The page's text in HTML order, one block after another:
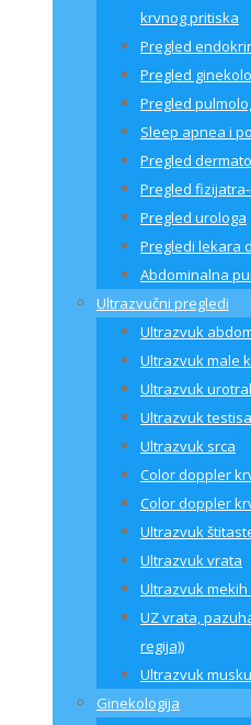
krvnog pritiska
Pregled
Pregled
Pregled
Sleep apnea i
Pregled
Pregled
Pregled urologa
Pregledi lekara
Abdominalna
Ultrazvučni pregledi
Ultrazvuk
Ultrazvuk male
Ultrazvuk
Ultrazvuk testisa
Ultrazvuk srca
Color doppler
Color doppler
Ultrazvuk
Ultrazvuk vrata
Ultrazvuk mekih
UZ vrata,
regija))
Ultrazvuk
Ginekologija